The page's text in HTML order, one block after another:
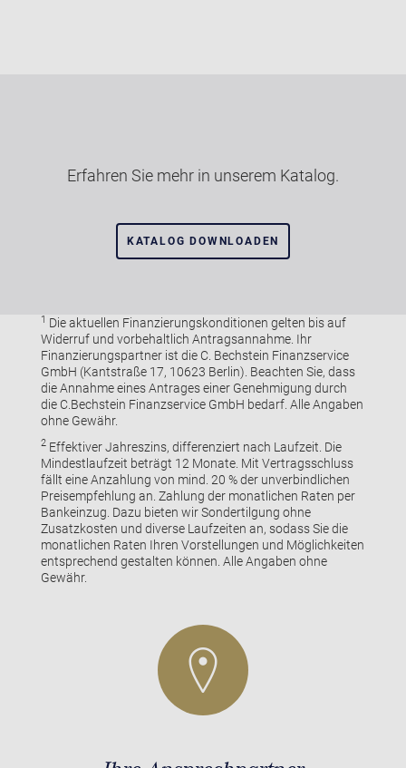
Erfahren Sie mehr in unserem Katalog.
KATALOG DOWNLOADEN
1 Die aktuellen Finanzierungskonditionen gelten bis auf
Widerruf und vorbehaltlich Antragsannahme. Ihr
Finanzierungspartner ist die C. Bechstein Finanzservice
GmbH (Kantstraße 17, 10623 Berlin). Beachten Sie, dass
die Annahme eines Antrages einer Genehmigung durch
die C.Bechstein Finanzservice GmbH bedarf. Alle Angaben
ohne Gewähr.
2Effektiver Jahreszins, differenziert nach Laufzeit. Die
Mindestlaufzeit beträgt 12 Monate. Mit Vertragsschluss
fällt eine Anzahlung von mind. 20 % der unverbindlichen
Preisempfehlung an. Zahlung der monatlichen Raten per
Bankeinzug. Dazu bieten wir Sondertilgung ohne
Zusatzkosten und diverse Laufzeiten an, sodass Sie die
monatlichen Raten Ihren Vorstellungen und Möglichkeiten
entsprechend gestalten können. Alle Angaben ohne
Gewähr.